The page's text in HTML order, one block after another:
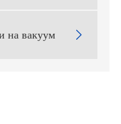
на вакуум 